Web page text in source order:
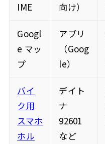
IME
向け）
Googl
e マッ
プ
アプリ
（Goog
le）
バイ
ク用
スマホ
ホル
デイト
ナ
92601
など